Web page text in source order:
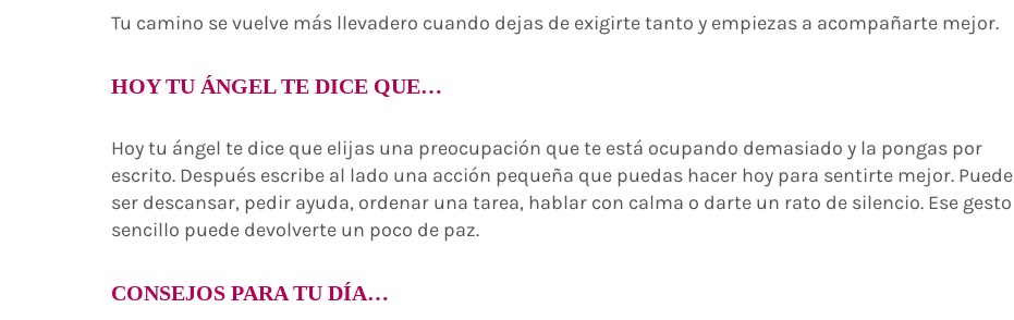
Tu camino se vuelve más llevadero cuando dejas de exigirte tanto y empiezas a acompañarte mejor.
HOY TU ÁNGEL TE DICE QUE…
Hoy tu ángel te dice que elijas una preocupación que te está ocupando demasiado y la pongas por
escrito. Después escribe al lado una acción pequeña que puedas hacer hoy para sentirte mejor. Puede
ser descansar, pedir ayuda, ordenar una tarea, hablar con calma o darte un rato de silencio. Ese gesto
sencillo puede devolverte un poco de paz.
CONSEJOS PARA TU DÍA…